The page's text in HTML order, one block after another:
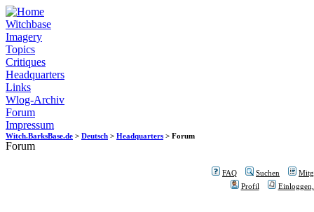
Witchbase
Imagery
Topics
Critiques
Headquarters
Links
Wlog-Archiv
Forum
Impressum
Witch.BarksBase.de > Deutsch > Headquarters > Forum
Forum
FAQ Suchen
Profil